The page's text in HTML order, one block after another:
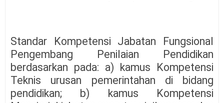
Standar Kompetensi Jabatan Fungsional
Pengembang Penilaian Pendidikan
berdasarkan pada: a) kamus Kompetensi
Teknis urusan pemerintahan di bidang
pendidikan; b) kamus Kompetensi